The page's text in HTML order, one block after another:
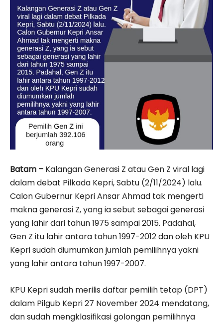
Batam – Kalangan Generasi Z atau Gen Z viral lagi
dalam debat Pilkada Kepri, Sabtu (2/11/2024) lalu.
Calon Gubernur Kepri Ansar Ahmad tak mengerti
makna generasi Z, yang ia sebut sebagai generasi
yang lahir dari tahun 1975 sampai 2015. Padahal,
Gen Z itu lahir antara tahun 1997-2012 dan oleh KPU
Kepri sudah diumumkan jumlah pemilihnya yakni
yang lahir antara tahun 1997-2007.
KPU Kepri sudah merilis daftar pemilih tetap (DPT)
dalam Pilgub Kepri 27 November 2024 mendatang,
dan sudah mengklasifikasi golongan pemilihnya